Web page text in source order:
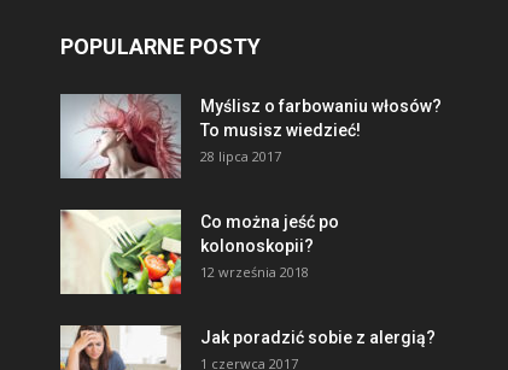
POPULARNE POSTY
Myślisz o farbowaniu włosów?
To musisz wiedzieć!
28 lipca 2017
Co można jeść po
kolonoskopii?
12 września 2018
Jak poradzić sobie z alergią?
1 czerwca 2017